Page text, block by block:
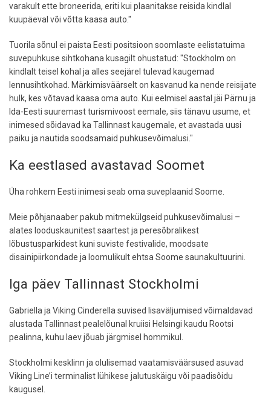
varakult ette broneerida, eriti kui plaanitakse reisida kindlal
kuupäeval või võtta kaasa auto."
Tuorila sõnul ei paista Eesti positsioon soomlaste eelistatuima
suvepuhkuse sihtkohana kusagilt ohustatud: "Stockholm on
kindlalt teisel kohal ja alles seejärel tulevad kaugemad
lennusihtkohad. Märkimisväärselt on kasvanud ka nende reisijate
hulk, kes võtavad kaasa oma auto. Kui eelmisel aastal jäi Pärnu ja
Ida-Eesti suuremast turismivoost eemale, siis tänavu usume, et
inimesed sõidavad ka Tallinnast kaugemale, et avastada uusi
paiku ja nautida soodsamaid puhkusevõimalusi."
Ka eestlased avastavad Soomet
Üha rohkem Eesti inimesi seab oma suveplaanid Soome.
Meie põhjanaaber pakub mitmekülgseid puhkusevõimalusi –
alates looduskaunitest saartest ja peresõbralikest
lõbustusparkidest kuni suviste festivalide, moodsate
disainipiirkondade ja loomulikult ehtsa Soome saunakultuurini.
Iga päev Tallinnast Stockholmi
Gabriella ja Viking Cinderella suvised lisaväljumised võimaldavad
alustada Tallinnast pealelõunal kruiisi Helsingi kaudu Rootsi
pealinna, kuhu laev jõuab järgmisel hommikul.
Stockholmi kesklinn ja olulisemad vaatamisväärsused asuvad
Viking Line’i terminalist lühikese jalutuskäigu või paadisõidu
kaugusel.